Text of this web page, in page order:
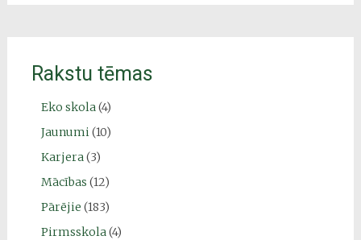
Rakstu tēmas
Eko skola(4)
Jaunumi(10)
Karjera(3)
Mācības (12)
Pārējie (183)
Pirmsskola(4)